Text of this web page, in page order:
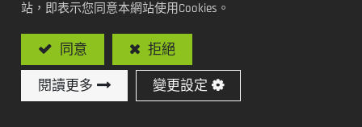
加入詢價車
站，即表示您同意本網站使用Cookies。
同意 拒絕
閱讀更多 變更設定